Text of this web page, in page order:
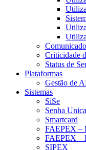
Criticidade
Status de
Plataformas
Gestão de
Sistemas
SiSe
Senha
Smartcard
FAEPEX –
FAEPEX –
SIPEX